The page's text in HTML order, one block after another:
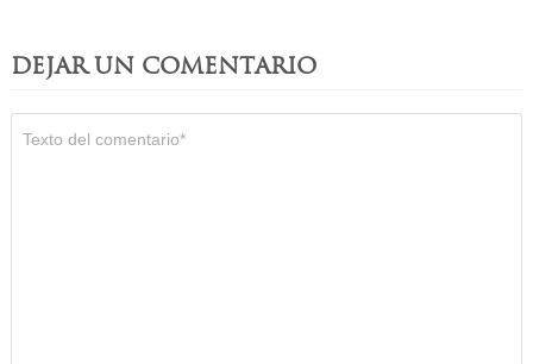
DEJAR UN COMENTARIO